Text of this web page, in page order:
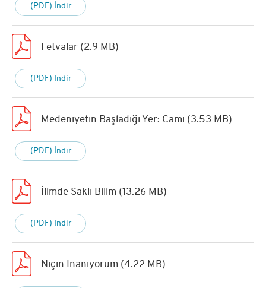
(PDF) İndir
Fetvalar (2.9 MB)
(PDF) İndir
Medeniyetin Başladığı Yer: Cami (3.53 MB)
(PDF) İndir
İlimde Saklı Bilim (13.26 MB)
(PDF) İndir
Niçin İnanıyorum (4.22 MB)